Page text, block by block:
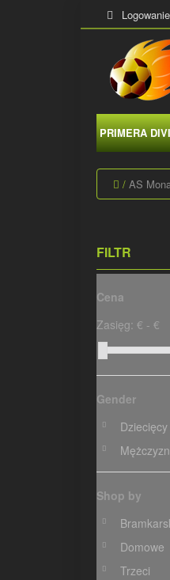
Logowanie
PRIMERA
AS
FILTR
Cena
Zasięg: € - €
Gender
Dziecięcy
Shop by
Domowe
Trzeci